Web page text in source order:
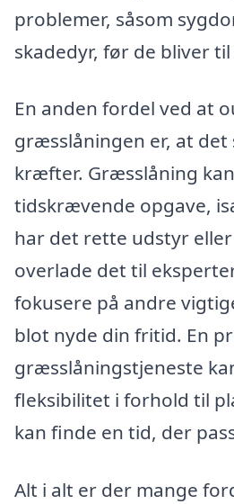
problemer, såsom
skadedyr, før de bliver
En anden fordel ved at
græsslåningen er, at
kræfter. Græsslåning
tidskrævende opgave,
har det rette udstyr
overlade det til
fokusere på andre
blot nyde din fritid. En
græsslåningstjeneste
fleksibilitet i forhold til
kan finde en tid, der
Alt i alt er der mange